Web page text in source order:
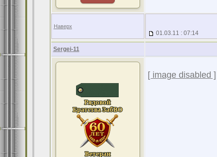
Наверх
01.03.11 : 07:14
Sergei-11
[ image disabled ]